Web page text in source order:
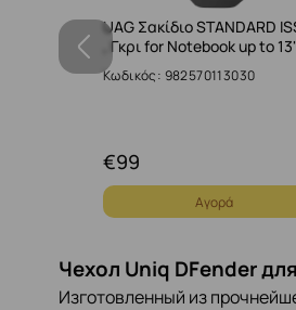
UAG Σακίδιο STANDARD
, Γκρι for Notebook up to
Κωδικός: 982570113030
99
€
Αγορά
Чехол Uniq DFender
Изготовленный из